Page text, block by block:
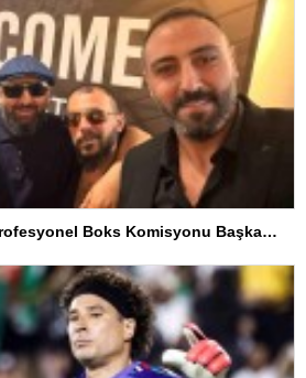
Serdar Avcı, Türkiye Profesyonel Boks Komisyonu Başkanı Seçildi